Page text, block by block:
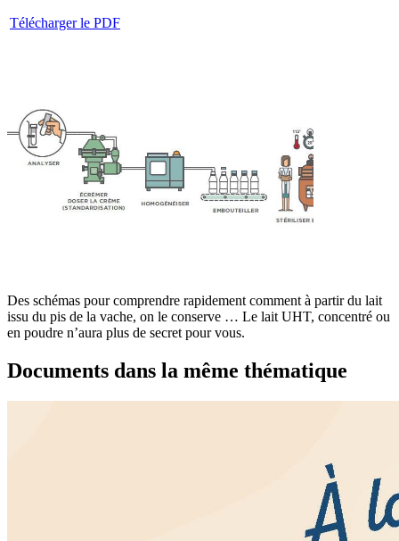
Télécharger le PDF
Des schémas pour comprendre rapidement comment à partir du lait
issu du pis de la vache, on le conserve … Le lait UHT, concentré ou
en poudre n’aura plus de secret pour vous.
Documents dans la même thématique